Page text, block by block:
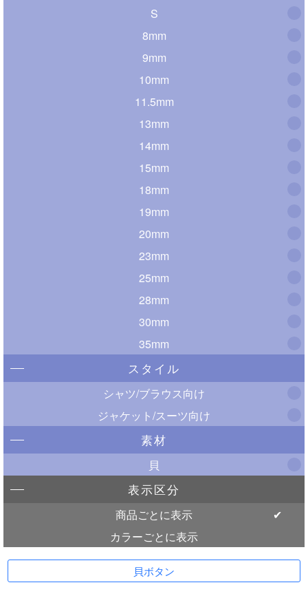
S
8mm
9mm
10mm
11.5mm
13mm
14mm
15mm
18mm
19mm
20mm
23mm
25mm
28mm
30mm
35mm
スタイル
シャツ/ブラウス向け
ジャケット/スーツ向け
素材
貝
表示区分
商品ごとに表示
カラーごとに表示
貝ボタン